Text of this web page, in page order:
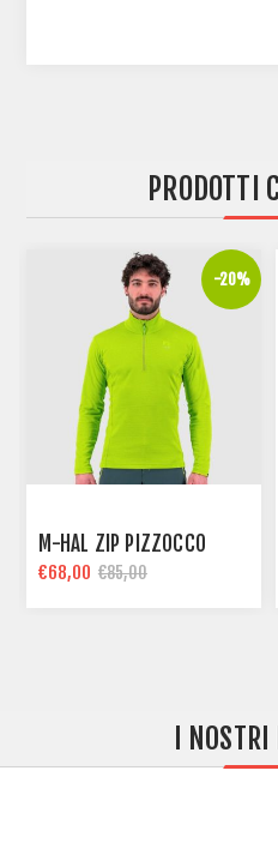
PRODOTTI
-20%
M-HAL ZIP PIZZOCCO
€68,00 €85,00
I